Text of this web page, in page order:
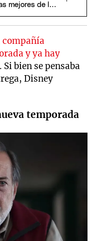
mejores de los
compañía
y ya hay
. Si bien se pensaba
Disney
temporada